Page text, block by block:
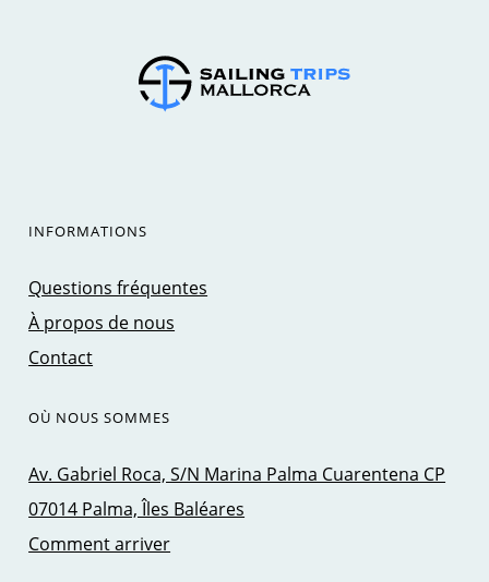
INFORMATIONS
Questions fréquentes
À propos de nous
Contact
OÙ NOUS SOMMES
Av. Gabriel Roca, S/N Marina Palma Cuarentena CP
07014 Palma, Îles Baléares
Comment arriver